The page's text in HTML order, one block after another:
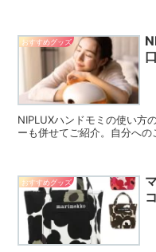
おすすめグッズ
NIPLUXハンドモミの使い方
ーも併せてご紹介。自分へ
おすすめグッズ